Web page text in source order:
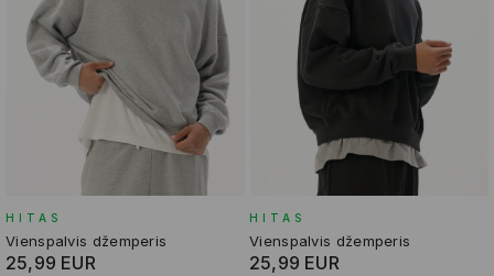
HITAS
Vienspalvis džemperis
25,99 EUR
HITAS
Vienspalvis džemperis
25,99 EUR